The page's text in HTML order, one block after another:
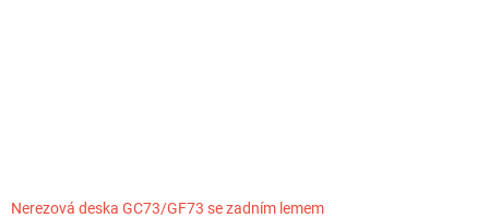
Nerezová deska GC73/GF73 se zadním lemem